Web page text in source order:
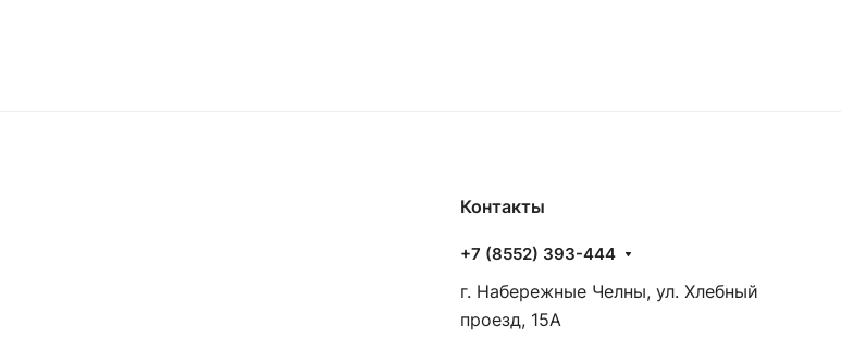
Контакты
+7 (8552) 393-444
г. Набережные Челны, ул. Хлебный
проезд, 15А